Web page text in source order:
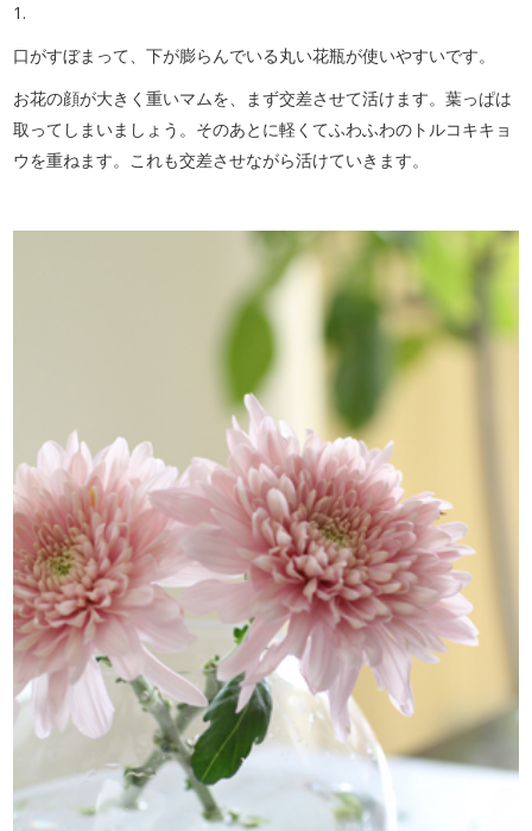
1.
口がすぼまって、下が膨らんでいる丸い花瓶が使いやすいです。
お花の顔が大きく重いマムを、まず交差させて活けます。葉っぱは
取ってしまいましょう。そのあとに軽くてふわふわのトルコキキョ
ウを重ねます。これも交差させながら活けていきます。